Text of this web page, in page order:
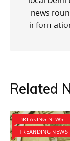
news
Related
BREAKING NEWS
TREANDING NEWS